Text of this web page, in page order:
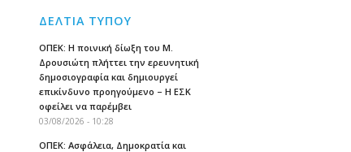
ΔΕΛΤΙΑ ΤΥΠΟΥ
ΟΠΕΚ: Η ποινική δίωξη του Μ.
Δρουσιώτη πλήττει την ερευνητική
δημοσιογραφία και δημιουργεί
επικίνδυνο προηγούμενο – Η ΕΣΚ
οφείλει να παρέμβει
03/08/2026 - 10:28
ΟΠΕΚ: Ασφάλεια, Δημοκρατία και